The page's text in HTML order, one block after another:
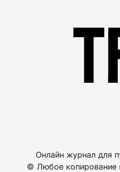
Онлайн журнал для
© Любое копирование